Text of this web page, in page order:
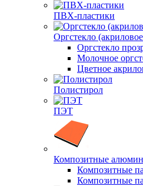
ПВХ-пластики
Оргстекло
Оргстекло
Молочное
Цветное
Полистирол
ПЭТ
Композитные
Композитные
Композитные